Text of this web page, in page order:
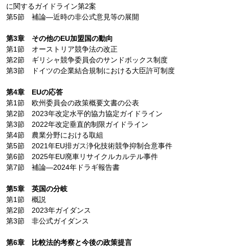
に関するガイドライン第2案
第5節 補論―近時の非公式意見等の展開
第3章 その他のEU加盟国の動向
第1節 オーストリア競争法の改正
第2節 ギリシャ競争委員会のサンドボックス制度
第3節 ドイツの企業結合規制における大臣許可制度
第4章 EUの応答
第1節 欧州委員会の政策概要文書の公表
第2節 2023年改定水平的協力協定ガイドライン
第3節 2022年改定垂直的制限ガイドライン
第4節 農業分野における取組
第5節 2021年EU排ガス浄化技術競争抑制合意事件
第6節 2025年EU廃車リサイクルカルテル事件
第7節 補論―2024年ドラギ報告書
第5章 英国の分岐
第1節 概説
第2節 2023年ガイダンス
第3節 非公式ガイダンス
第6章 比較法的考察と今後の政策提言